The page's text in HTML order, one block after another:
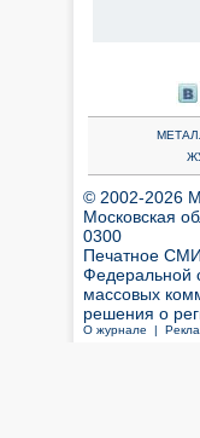
© 2002-2026
Московская
0300
Печатное СМИ
Федеральной
массовых
решения о
О журнале |